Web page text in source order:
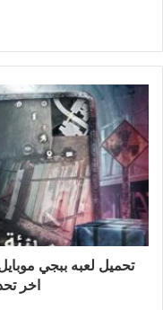
اخر تحديث 2024